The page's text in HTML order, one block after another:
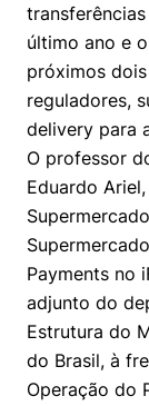
Todas as
Engenharia
Engenharia
Engenharia
Núcleo de
Hub de
Como funciona
Prêmio Duda
Como
Resolução
Women in Action
Trabalhe conosco
Sala de Imprensa
Cátedras
Centro de Dados
Biblioteca Telles
Repositório
Pesquisa na
Seminários
Comitê de Ética
Eventos
Newsletters
Notícias
Youtube
Instagram
Linkedin
Gestão e
Engenharia e
Corpo
Busca por
Áreas de
Prêmios de
Ensino e
Fale Conosco
Atendimento
Visite o Insper
Canal de Ética
Ouvidoria
Portal da
último ano e
próximos
reguladores,
delivery para
O professor
Eduardo
Payments no
adjunto do
Estrutura do
do Brasil, à
Operação do